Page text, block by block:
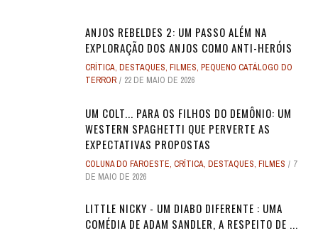
ANJOS REBELDES 2: UM PASSO ALÉM NA
EXPLORAÇÃO DOS ANJOS COMO ANTI-HERÓIS
CRÍTICA, DESTAQUES, FILMES, PEQUENO CATÁLOGO DO
TERROR
22 DE MAIO DE 2026
UM COLT... PARA OS FILHOS DO DEMÔNIO: UM
WESTERN SPAGHETTI QUE PERVERTE AS
EXPECTATIVAS PROPOSTAS
COLUNA DO FAROESTE, CRÍTICA, DESTAQUES, FILMES
7
DE MAIO DE 2026
LITTLE NICKY - UM DIABO DIFERENTE : UMA
COMÉDIA DE ADAM SANDLER, A RESPEITO DE ...